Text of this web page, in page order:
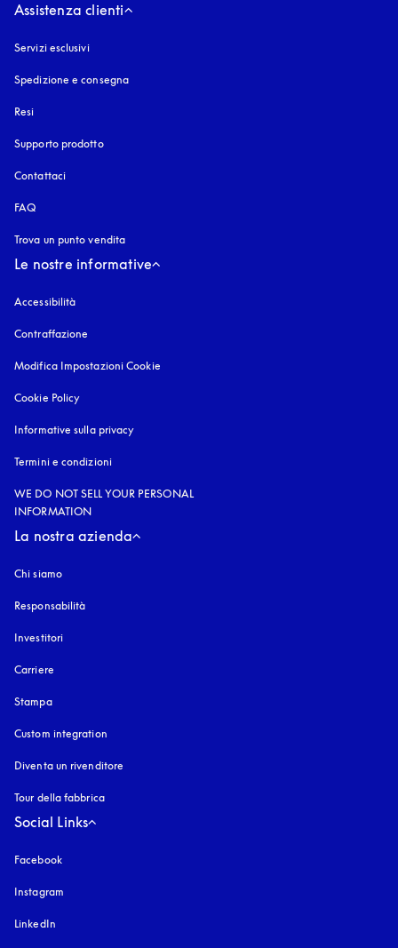
Assistenza clienti
Servizi esclusivi
Spedizione e consegna
Resi
Supporto prodotto
Contattaci
FAQ
Trova un punto vendita
Le nostre informative
Accessibilità
Contraffazione
Modifica Impostazioni Cookie
Cookie Policy
Informative sulla privacy
Termini e condizioni
WE DO NOT SELL YOUR PERSONAL
INFORMATION
La nostra azienda
Chi siamo
Responsabilità
Investitori
Carriere
Stampa
Custom integration
Diventa un rivenditore
Tour della fabbrica
Social Links
Facebook
Instagram
LinkedIn